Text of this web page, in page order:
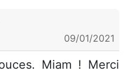
09/01/2021
Miam ! Merci